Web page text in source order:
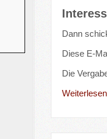
Dann
Diese E-
Die